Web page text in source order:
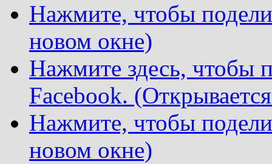
Нажмите, чтобы
новом окне)
Нажмите здесь, чтобы
Facebook.
Нажмите, чтобы
новом окне)